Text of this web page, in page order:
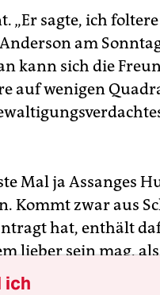
„Er sagte, ich
am
kann sich die
auf wenigen
Mal ja Assanges
Kommt zwar aus
hat, enthält
lieber sein mag, als
(taz)
ich